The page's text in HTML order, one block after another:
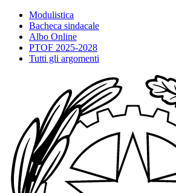
Modulistica
Bacheca sindacale
Albo Online
PTOF 2025-2028
Tutti gli argomenti